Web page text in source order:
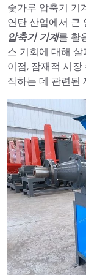
숯가루 압축기 기
연탄 산업에서 큰
압축기 기계를 활
스 기회에 대해
이점, 잠재적 시
작하는 데 관련된